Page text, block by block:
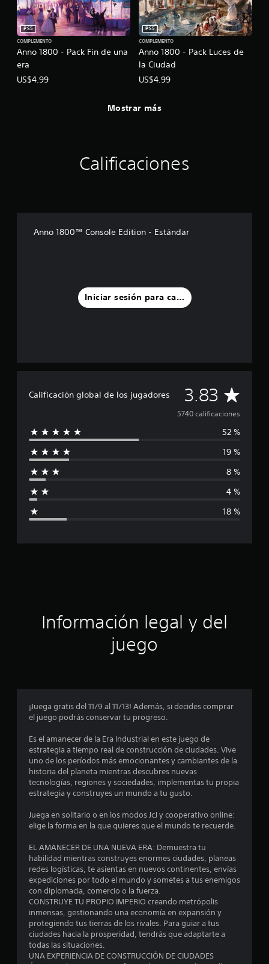
Anno 1800 - Pack Fin de una
era
PS5
COMPLEMENTO
US$4.99
Anno 1800 - Pack Luces de
la Ciudad
PS5
COMPLEMENTO
US$4.99
Mostrar más
Calificaciones
Anno 1800™ Console Edition - Estándar
Iniciar sesión para calificar
Calificación global de los jugadores 3.83 C
a
l
a
ó
o
e
o
3
.
8
3
5740 calificaciones
52 %
19 %
8 %
4 %
18 %
Información legal y del
juego
¡Juega gratis del 11/9 al 11/13! Además, si decides comprar
el juego podrás conservar tu progreso.
Es el amanecer de la Era Industrial en este juego de
estrategia a tiempo real de construcción de ciudades. Vive
uno de los períodos más emocionantes y cambiantes de la
historia del planeta mientras descubres nuevas
tecnologías, regiones y sociedades, implementas tu propia
estrategia y construyes un mundo a tu gusto.
Juega en solitario o en los modos JcJ y cooperativo online:
elige la forma en la que quieres que el mundo te recuerde.
EL AMANECER DE UNA NUEVA ERA: Demuestra tu
habilidad mientras construyes enormes ciudades, planeas
redes logísticas, te asientas en nuevos continentes, envías
expediciones por todo el mundo y sometes a tus enemigos
con diplomacia, comercio o la fuerza.
CONSTRUYE TU PROPIO IMPERIO creando metrópolis
inmensas, gestionando una economía en expansión y
protegiendo tus tierras de los rivales. Para guiar a tus
ciudades hacia la prosperidad, tendrás que adaptarte a
todas las situaciones.
UNA EXPERIENCIA DE CONSTRUCCIÓN DE CIUDADES